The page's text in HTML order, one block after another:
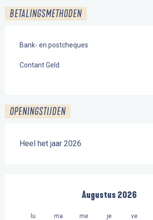
BETALINGSMETHODEN
Bank- en postcheques
Contant Geld
OPENINGSTIJDEN
Heel het jaar 2026
Augustus 2026
lu ma me je ve